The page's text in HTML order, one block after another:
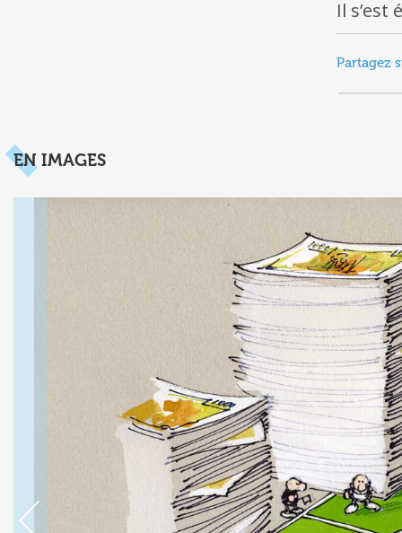
Il s’est
Partagez
EN IMAGES